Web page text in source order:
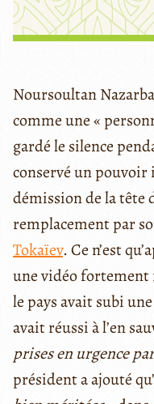
Noursoultan
comme une «
gardé le silence
conservé un
démission de la tête
remplacement par
Tokaïev. Ce n’est
une vidéo fortement
le pays avait subi une
avait réussi à l’en
prises en urgence
président a ajouté